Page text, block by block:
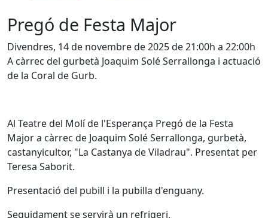
Pregó de Festa Major
Divendres, 14 de novembre de 2025 de 21:00h a 22:00h
A càrrec del gurbetà Joaquim Solé Serrallonga i actuació
de la Coral de Gurb.
Al Teatre del Molí de l'Esperança Pregó de la Festa
Major a càrrec de Joaquim Solé Serrallonga, gurbetà,
castanyicultor, "La Castanya de Viladrau". Presentat per
Teresa Saborit.
Presentació del pubill i la pubilla d'enguany.
Seguidament se servirà un refrigeri.